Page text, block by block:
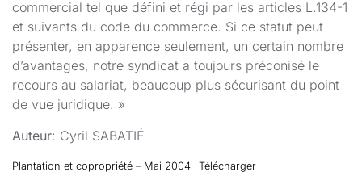
commercial tel que défini et régi par les articles L.134-1
et suivants du code du commerce. Si ce statut peut
présenter, en apparence seulement, un certain nombre
d’avantages, notre syndicat a toujours préconisé le
recours au salariat, beaucoup plus sécurisant du point
de vue juridique. »
Auteur: Cyril SABATIÉ
Plantation et copropriété – Mai 2004 Télécharger